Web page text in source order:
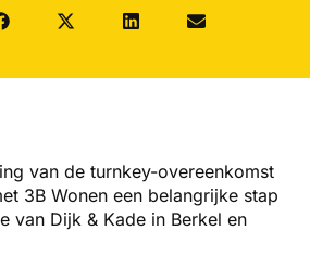
van de turnkey-overeenkomst
3B Wonen een belangrijke stap
van Dijk & Kade in Berkel en